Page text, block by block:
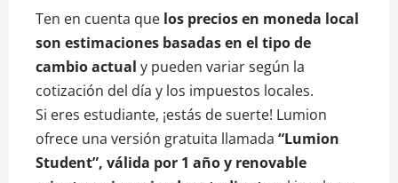
Ten en cuenta que los precios en moneda local
son estimaciones basadas en el tipo de
cambio actual y pueden variar según la
cotización del día y los impuestos locales.
Si eres estudiante, ¡estás de suerte! Lumion
ofrece una versión gratuita llamada “Lumion
Student”, válida por 1 año y renovable